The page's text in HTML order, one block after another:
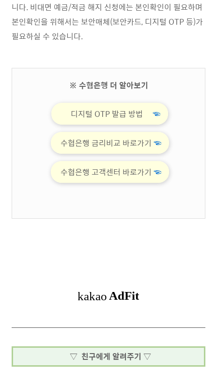
니다. 비대면 예금/적금 해지 신청에는 본인확인이 필요하며
본인확인을 위해서는 보안매체(보안카드, 디지털 OTP 등)가
필요하실 수 있습니다.
※ 수협은행 더 알아보기
디지털 OTP 발급 방법 ☜
수협은행 금리비교 바로가기 ☜
수협은행 고객센터 바로가기 ☜
▽ 친구에게 알려주기 ▽